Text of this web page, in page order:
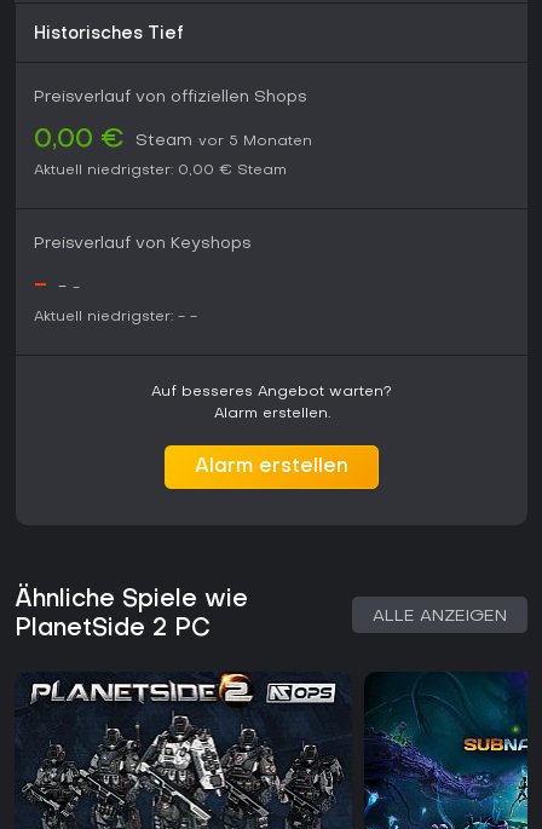
Historisches Tief
Preisverlauf von offiziellen Shops
0,00 € Steam vor 5 Monaten
Aktuell niedrigster: 0,00 € Steam
Preisverlauf von Keyshops
- - -
Aktuell niedrigster: - -
Auf besseres Angebot warten?
Alarm erstellen.
Alarm erstellen
Ähnliche Spiele wie
PlanetSide 2 PC
ALLE ANZEIGEN